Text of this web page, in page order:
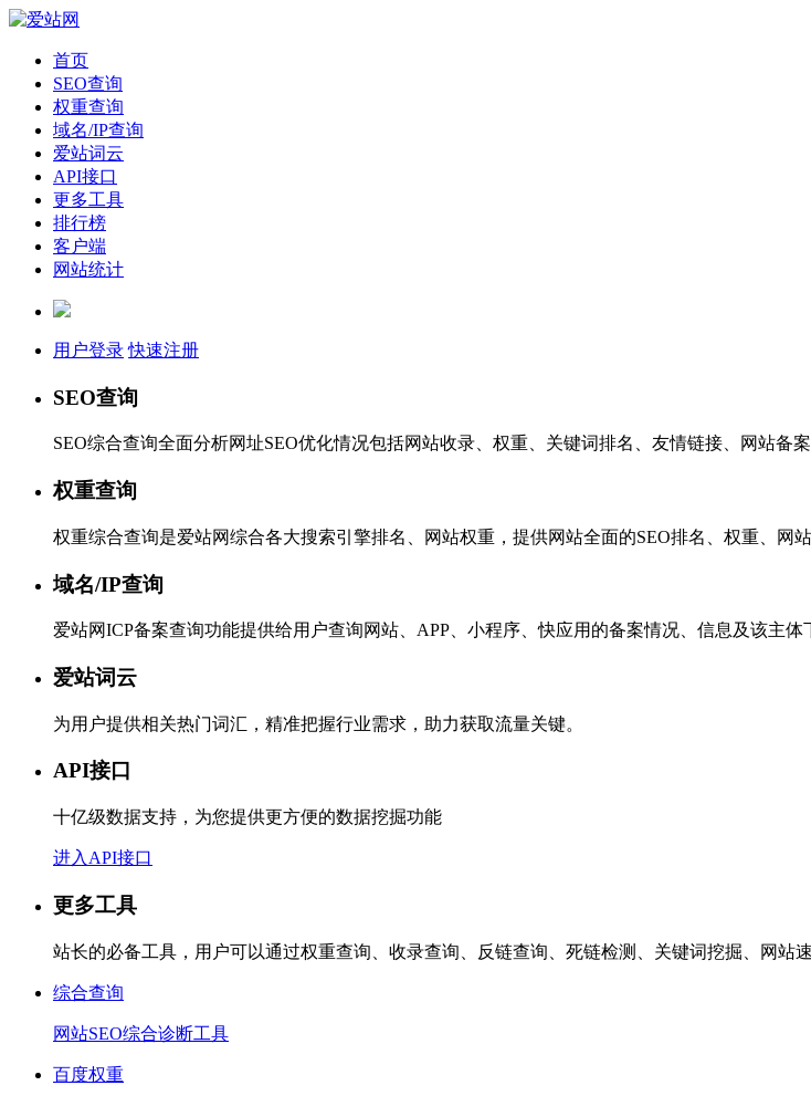
首页
SEO查询
权重查询
域名/IP查询
爱站词云
API接口
更多工具
排行榜
客户端
网站统计
用户登录 快速注册
SEO查询
SEO综合查询全面分析网址SEO优化情况包括网站收录、权重、关键词排名、友情链接、网站备案
权重查询
权重综合查询是爱站网综合各大搜索引擎排名、网站权重，提供网站全面的SEO排名、权重、网
域名/IP查询
爱站网ICP备案查询功能提供给用户查询网站、APP、小程序、快应用的备案情况、信息及该主体
爱站词云
为用户提供相关热门词汇，精准把握行业需求，助力获取流量关键。
API接口
十亿级数据支持，为您提供更方便的数据挖掘功能
进入API接口
更多工具
站长的必备工具，用户可以通过权重查询、收录查询、反链查询、死链检测、关键词挖掘、网站
综合查询
网站SEO综合诊断工具
百度权重